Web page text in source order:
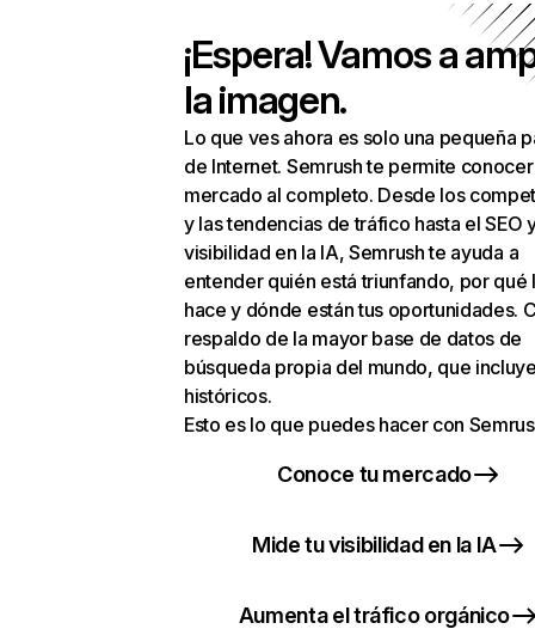
¡Espera! Vamos a
la imagen.
Lo que ves ahora es solo una pequeña
de Internet. Semrush te permite
mercado al completo. Desde los
y las tendencias de tráfico hasta el SEO
visibilidad en la IA, Semrush te ayuda a
entender quién está triunfando, por qué
hace y dónde están tus oportunidades.
respaldo de la mayor base de datos de
búsqueda propia del mundo, que
históricos.
Esto es lo que puedes hacer con
Conoce tu mercado
Mide tu visibilidad en la IA
Aumenta el tráfico orgánico